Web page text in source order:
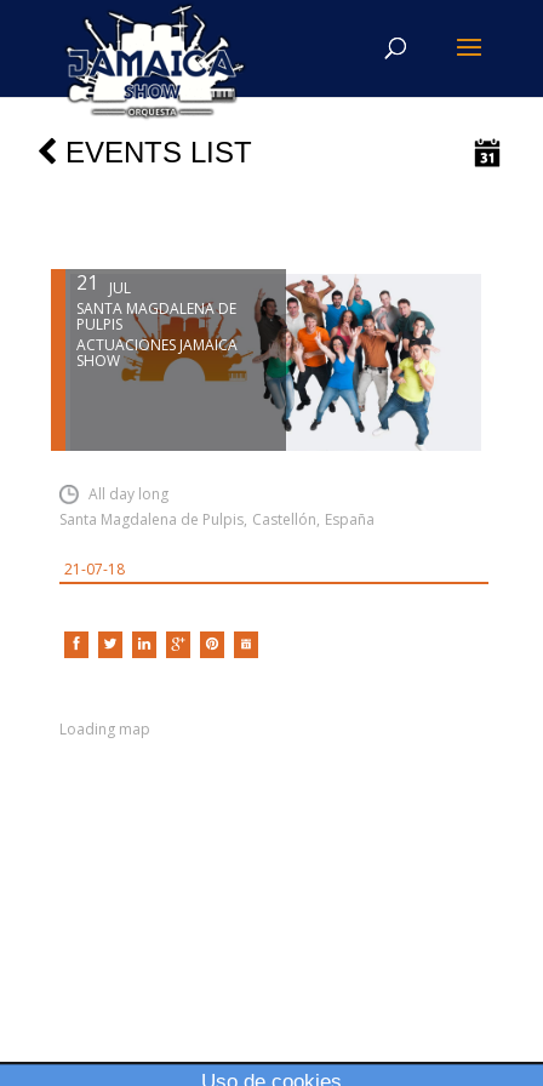
EVENTS LIST
21
JUL
SANTA MAGDALENA DE
PULPIS
ACTUACIONES JAMAICA
SHOW
All day long
Santa Magdalena de Pulpis, Castellón, España
21-07-18
Loading map